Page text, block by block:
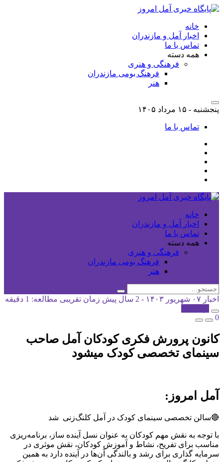
خانه
اخبار آمل و مازندران
تماس با ما
همه دسته
فرهنگی و هنری
فرهنگ بومی مازندران
هنر
پنجشنبه - ۱۵ مرداد ۱۴۰۵
تماس با ما
خانه
اخبار آمل و مازندران
تماس با ما
همه دسته
فرهنگی و هنری
فرهنگ بومی مازندران
هنر
اخبار ۰۷ شهریور ۱۴۰۳ - 2 سال پیش
زمان تقریبی مطالعه: 1 دقیقه
0
کانون پرورش فکری کودکان آمل صاحب
سینمای تخصصی کودک میشود
آمل امروز:
🔴سالن تخصصی سینمای کودک در آمل کلنگ‌زنی شد
با توجه به نقش مهم کودکان به عنوان نسل آینده ساز، برنامه‌ریزی
مناسب برای تفریح، نشاط و آموزش کودکان، نقش موثری در
سرمایه گذاری برای رشد و بالندگی آن‌ها در آینده دارد به همین